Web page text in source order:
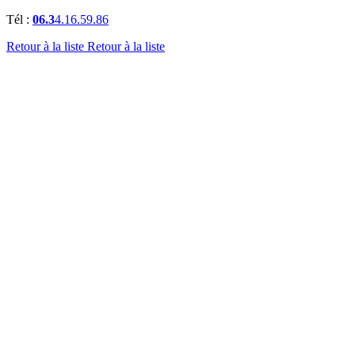
Tél : 06.34.16.59.86
Retour à la liste Retour à la liste